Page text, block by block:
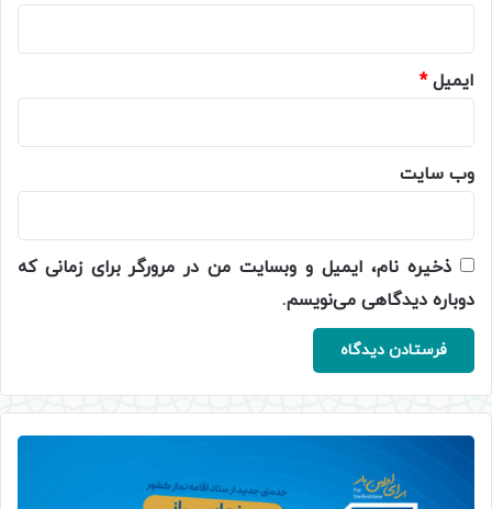
ایمیل*
وب‌ سایت
ذخیره نام، ایمیل و وبسایت من در مرورگر برای زمانی که
دوباره دیدگاهی می‌نویسم.